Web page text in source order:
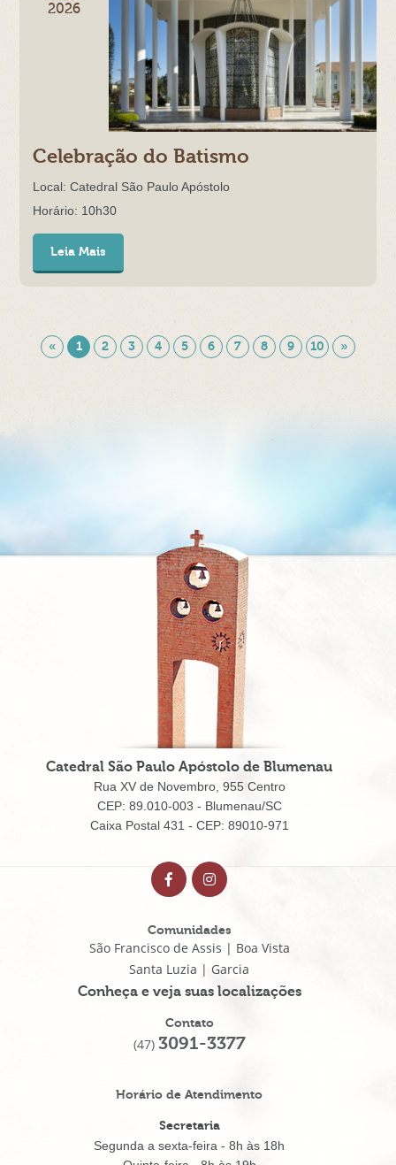
2026
Celebração do Batismo
Local: Catedral São Paulo Apóstolo
Horário: 10h30
Leia Mais
« 1 2 3 4 5 6 7 8 9 10 »
Catedral São Paulo Apóstolo de Blumenau
Rua XV de Novembro, 955 Centro
CEP: 89.010-003 - Blumenau/SC
Caixa Postal 431 - CEP: 89010-971
Comunidades
São Francisco de Assis | Boa Vista
Santa Luzia | Garcia
Conheça e veja suas localizações
Contato
(47) 3091-3377
Horário de Atendimento
Secretaria
Segunda a sexta-feira - 8h às 18h